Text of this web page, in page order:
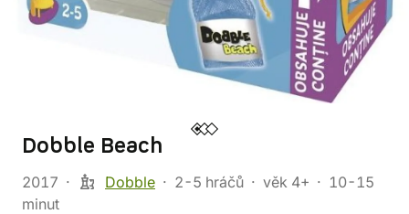
Dobble Beach
2017 Dobble 2-5 hráčů věk 4+
10-15
minut